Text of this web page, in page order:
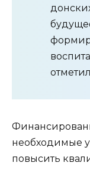
необходимые
повысить